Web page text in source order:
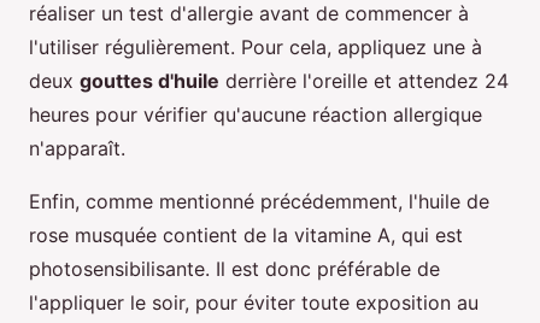
réaliser un test d'allergie avant de commencer à
l'utiliser régulièrement. Pour cela, appliquez une à
deux gouttes d'huile derrière l'oreille et attendez 24
heures pour vérifier qu'aucune réaction allergique
n'apparaît.
Enfin, comme mentionné précédemment, l'huile de
rose musquée contient de la vitamine A, qui est
photosensibilisante. Il est donc préférable de
l'appliquer le soir, pour éviter toute exposition au